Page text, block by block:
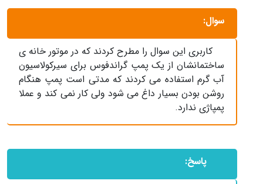
سوال:
کاربری این سوال را مطرح کردند که در موتور خانه ی
ساختمانشان از یک پمپ گراندفوس برای سیرکولاسیون
آب گرم استفاده می کردند که مدتی است پمپ هنگام
روشن بودن بسیار داغ می شود ولی کار نمی کند و عملا
پمپاژی ندارد.
پاسخ: